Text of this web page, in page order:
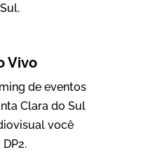
Vivo
de eventos
Clara do Sul
você